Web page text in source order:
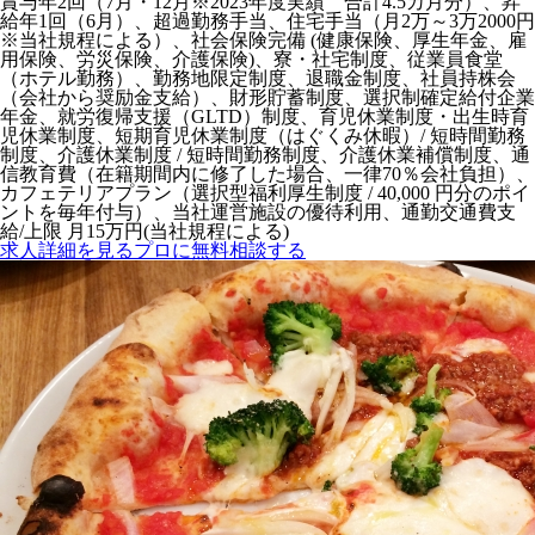
給年1回（6月）、超過勤務手当、住宅手当（月2万～3万2000円
※当社規程による）、社会保険完備 (健康保険、厚⽣年⾦、雇
⽤保険、労災保険、介護保険)、寮・社宅制度、従業員食堂
（ホテル勤務）、勤務地限定制度、退職金制度、社員持株会
（会社から奨励金支給）、財形貯蓄制度、選択制確定給付企業
年金、就労復帰支援（GLTD）制度、育児休業制度・出生時育
児休業制度、短期育児休業制度（はぐくみ休暇）/ 短時間勤務
制度、介護休業制度 / 短時間勤務制度、介護休業補償制度、通
信教育費（在籍期間内に修了した場合、一律70％会社負担）、
カフェテリアプラン（選択型福利厚生制度 / 40,000 円分のポイ
ントを毎年付与）、当社運営施設の優待利用、通勤交通費支
給/上限 月15万円(当社規程による)
求人詳細を見るプロに無料相談する